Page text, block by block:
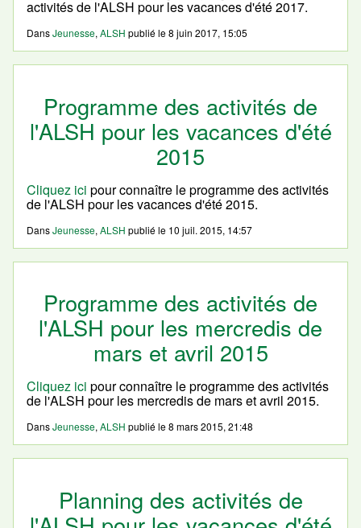
activités de l'ALSH pour les vacances d'été 2017.
DansJeunesse,ALSH publié le8 juin 2017, 15:05
Programme des activités de
l'ALSH pour les vacances d'été
2015
Cliquez ici pour connaître le programme des activités
de l'ALSH pour les vacances d'été 2015.
DansJeunesse, ALSH publié le 10 juil. 2015, 14:57
Programme des activités de
l'ALSH pour les mercredis de
mars et avril 2015
Cliquez ici pour connaître le programme des activités
de l'ALSH pour les mercredis de mars et avril 2015.
DansJeunesse, ALSH publié le8 mars 2015, 21:48
Planning des activités de